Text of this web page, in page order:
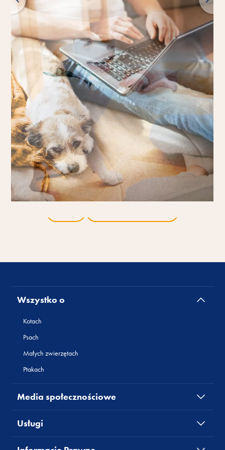
Wszystko o
Kotach
Psach
Małych zwierzętach
Ptakach
Media społecznościowe
Usługi